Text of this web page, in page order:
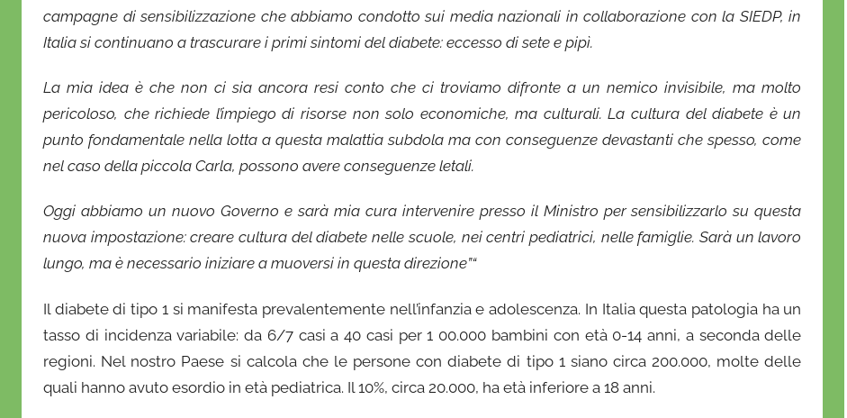
campagne di sensibilizzazione che abbiamo condotto sui media nazionali in collaborazione con la SIEDP, in
Italia si continuano a trascurare i primi sintomi del diabete: eccesso di sete e pipì.
La mia idea è che non ci sia ancora resi conto che ci troviamo difronte a un nemico invisibile, ma molto
pericoloso, che richiede l’impiego di risorse non solo economiche, ma culturali. La cultura del diabete è un
punto fondamentale nella lotta a questa malattia subdola ma con conseguenze devastanti che spesso, come
nel caso della piccola Carla, possono avere conseguenze letali.
Oggi abbiamo un nuovo Governo e sarà mia cura intervenire presso il Ministro per sensibilizzarlo su questa
nuova impostazione: creare cultura del diabete nelle scuole, nei centri pediatrici, nelle famiglie. Sarà un lavoro
lungo, ma è necessario iniziare a muoversi in questa direzione”“
Il diabete di tipo 1 si manifesta prevalentemente nell’infanzia e adolescenza. In Italia questa patologia ha un
tasso di incidenza variabile: da 6/7 casi a 40 casi per 1 00.000 bambini con età 0-14 anni, a seconda delle
regioni. Nel nostro Paese si calcola che le persone con diabete di tipo 1 siano circa 200.000, molte delle
quali hanno avuto esordio in età pediatrica. Il 10%, circa 20.000, ha età inferiore a 18 anni.